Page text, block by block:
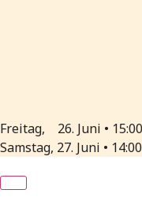
Freitag, 26. Juni •
Samstag, 27. Juni •